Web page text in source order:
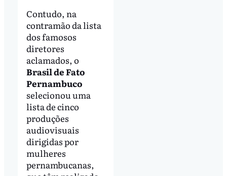
Contudo, na
contramão da lista
dos famosos
diretores
aclamados, o
Brasil de Fato
Pernambuco
selecionou uma
lista de cinco
produções
audiovisuais
dirigidas por
mulheres
pernambucanas,